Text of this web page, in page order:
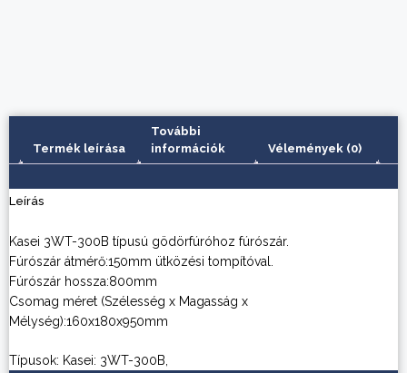
Termék leírása
További
információk
Vélemények (0)
Leírás
Kasei 3WT-300B típusú gödörfúróhoz fúrószár.
Fúrószár átmérő:150mm ütközési tompítóval.
Fúrószár hossza:800mm
Csomag méret (Szélesség x Magasság x
Mélység):160x180x950mm
Típusok: Kasei: 3WT-300B,